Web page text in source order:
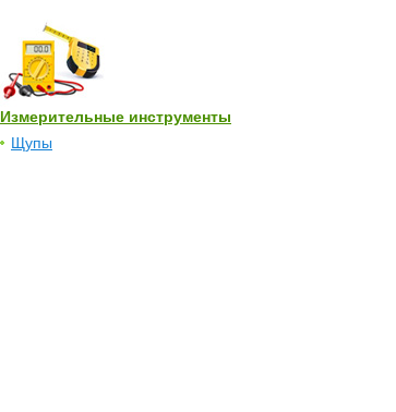
Измерительные инструменты
Щупы